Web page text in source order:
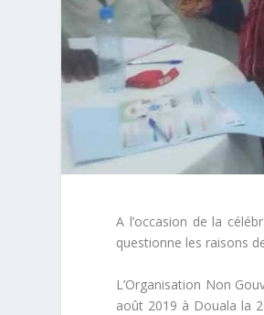
A l’occasion de la
questionne les raisons
L’Organisation Non
août 2019 à Douala la 2